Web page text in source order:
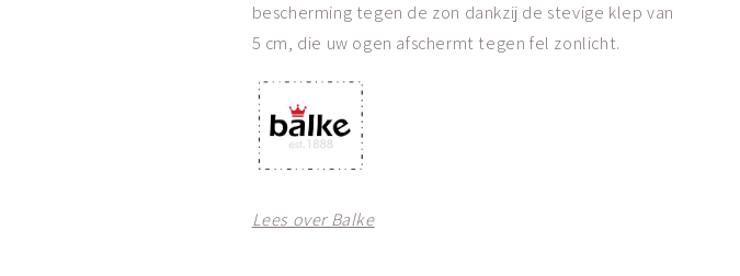
bescherming tegen de zon dankzij de stevige klep van
5 cm, die uw ogen afschermt tegen fel zonlicht.
Lees over Balke